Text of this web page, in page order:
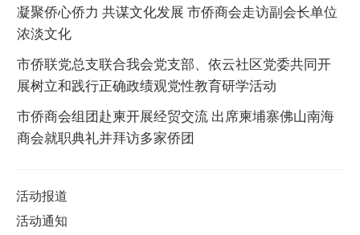
凝聚侨心侨力 共谋文化发展 市侨商会走访副会长单位
浓淡文化
市侨联党总支联合我会党支部、依云社区党委共同开
展树立和践行正确政绩观党性教育研学活动
市侨商会组团赴柬开展经贸交流 出席柬埔寨佛山南海
商会就职典礼并拜访多家侨团
活动报道
活动通知